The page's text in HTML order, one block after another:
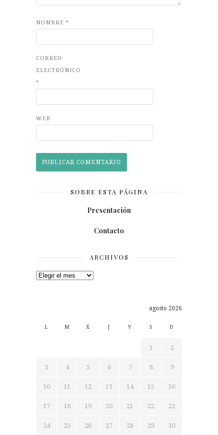
NOMBRE *
CORREO
ELECTRÓNICO
*
WEB
SOBRE ESTA PÁGINA
Presentación
Contacto
ARCHIVOS
Archivos
agosto 2026
L M X V S D
1 2
3 4 5 6 7 8 9
10 11 12 13 14 15 16
17 18 19 20 21 22 23
24 25 26 27 28 29 30